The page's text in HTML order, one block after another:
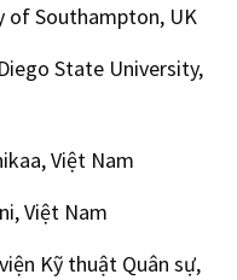
of Southampton, UK
State University,
Việt Nam
Việt Nam
Kỹ thuật Quân sự,